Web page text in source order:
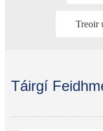
Treoir
Táirgí